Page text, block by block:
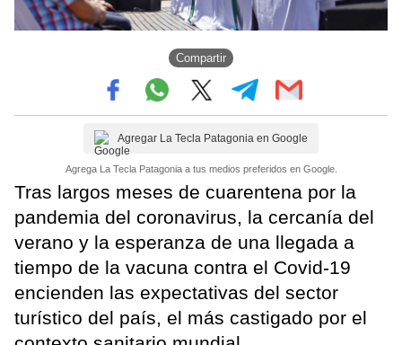
Compartir
Agregar La Tecla Patagonia en Google
Agrega La Tecla Patagonia a tus medios preferidos en Google.
Tras largos meses de cuarentena por la
pandemia del coronavirus, la cercanía del
verano y la esperanza de una llegada a
tiempo de la vacuna contra el Covid-19
encienden las expectativas del sector
turístico del país, el más castigado por el